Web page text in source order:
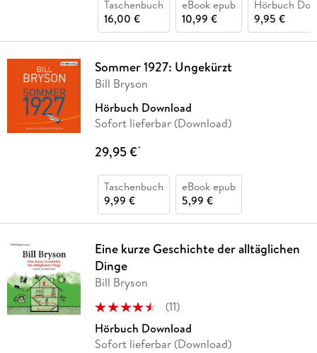
Taschenbuch
16,00 €
eBook epub
10,99 €
Hörbuch
9,95 €
Sommer 1927: Ungekürzt
Bill Bryson
Hörbuch Download
Sofort lieferbar (Download)
29,95 €*
Taschenbuch
9,99 €
eBook epub
5,99 €
Eine kurze Geschichte der alltäglichen
Dinge
Bill Bryson
(11)
Hörbuch Download
Sofort lieferbar (Download)